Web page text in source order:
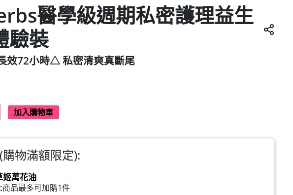
醫學級週期私密護理益生
驗裝
效72小時△ 私密清爽真斷尾
加入購物車
物滿額限定):
姬萬花油
商品最多可加購1件